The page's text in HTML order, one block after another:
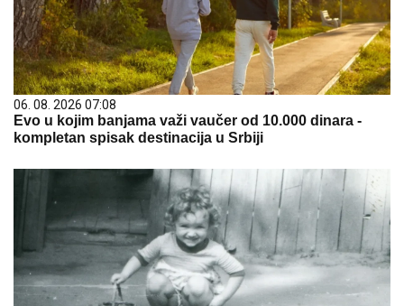
06. 08. 2026 07:08
Evo u kojim banjama važi vaučer od 10.000 dinara -
kompletan spisak destinacija u Srbiji